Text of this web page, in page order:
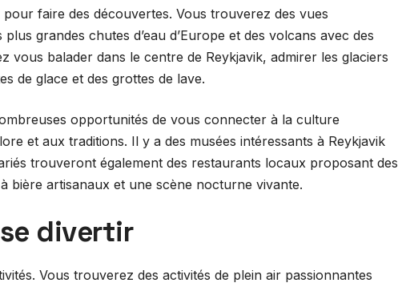
pour faire des découvertes. Vous trouverez des vues
grandes chutes d’eau d’Europe et des volcans avec des
vous balader dans le centre de Reykjavik, admirer les glaciers
de glace et des grottes de lave.
opportunités de vous connecter à la culture
et aux traditions. Il y a des musées intéressants à Reykjavik
trouveront également des restaurants locaux proposant des
bière artisanaux et une scène nocturne vivante.
divertir
Vous trouverez des activités de plein air passionnantes